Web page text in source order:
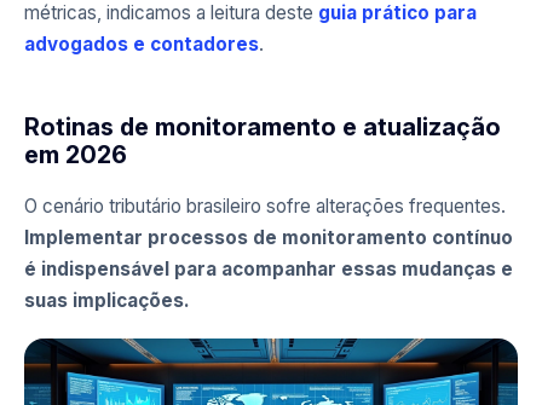
métricas, indicamos a leitura deste guia prático para
advogados e contadores.
Rotinas de monitoramento e atualização
em 2026
O cenário tributário brasileiro sofre alterações frequentes.
Implementar processos de monitoramento contínuo
é indispensável para acompanhar essas mudanças e
suas implicações.